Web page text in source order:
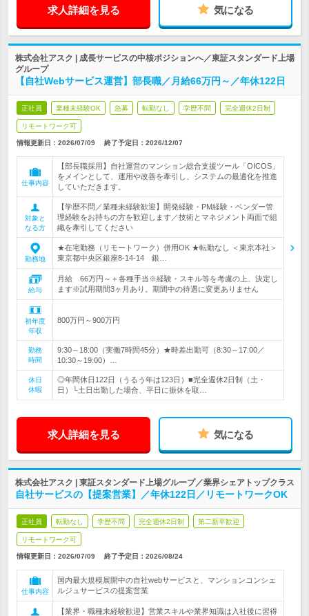
求人詳細を見る 気になる
株式会社アスク | 成長サービスの中核ポジションへ／東証スタンダード上場
グループ
【自社Webサービス運営】部長職／月給66万円～／年休122日
正社員 業種未経験OK 急募 転勤なし 学歴不問 完全週休2日制
リモートワーク可
情報更新日：2026/07/09 終了予定日： 2026/12/07
仕事内容
【部長職採用】自社運営のマンション総合支援ツール「OICOS」
をメインとして、運用や改善を牽引し、システムの最適化を推進
していただきます。
対象と
なる方
【学歴不問／業種未経験歓迎】開発経験・PM経験・ベンダー管
理経験をお持ちの方を歓迎します／技術とマネジメント両面で組
織を牽引してください
勤務地
★在宅勤務（リモートワーク）併用OK ★転勤なし ＜東京本社＞
東京都中央区銀座8-14-14 銀…
給与
月給 66万円～＋各種手当※経験・スキル等を考慮の上、決定し
ます※試用期間3ヶ月あり。期間中の待遇に変更ありません
初年度
年収
800万円～900万円
勤務
時間
9:30～18:00（実働7時間45分）★時差出勤可（8:30～17:00／
10:30～19:00）…
休日
休暇
◎年間休日122日（うるう年は123日）■完全週休2日制（土・
日）└土日出勤した場合、平日に振休を取…
求人詳細を見る 気になる
株式会社アスク | 東証スタンダード上場グループ／業界シェアトップクラス
自社サービスの【提案営業】／年休122日／リモートワークOK
正社員 転勤なし 学歴不問 完全週休2日制 第二新卒歓迎
リモートワーク可
情報更新日：2026/07/09 終了予定日： 2026/08/24
仕事内容
国内最大規模展開中の自社webサービスと、マンションコンシェ
ルジュサービスの提案営業
【業界・職種未経験歓迎】営業スキルや業界知識は入社後に習得